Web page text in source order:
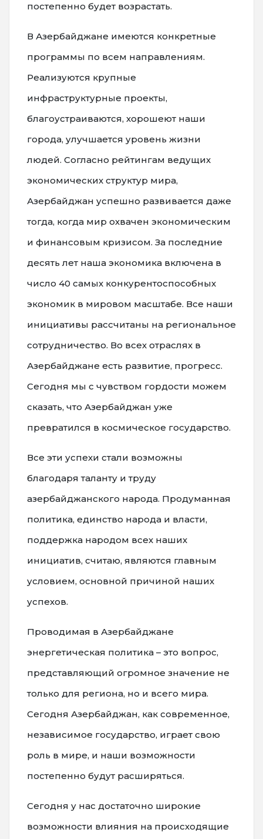
постепенно будет возрастать.
В Азербайджане имеются конкретные
программы по всем направлениям.
Реализуются крупные
инфраструктурные проекты,
благоустраиваются, хорошеют наши
города, улучшается уровень жизни
людей. Согласно рейтингам ведущих
экономических структур мира,
Азербайджан успешно развивается даже
тогда, когда мир охвачен экономическим
и финансовым кризисом. За последние
десять лет наша экономика включена в
число 40 самых конкурентоспособных
экономик в мировом масштабе. Все наши
инициативы рассчитаны на региональное
сотрудничество. Во всех отраслях в
Азербайджане есть развитие, прогресс.
Сегодня мы с чувством гордости можем
сказать, что Азербайджан уже
превратился в космическое государство.
Все эти успехи стали возможны
благодаря таланту и труду
азербайджанского народа. Продуманная
политика, единство народа и власти,
поддержка народом всех наших
инициатив, считаю, являются главным
условием, основной причиной наших
успехов.
Проводимая в Азербайджане
энергетическая политика – это вопрос,
представляющий огромное значение не
только для региона, но и всего мира.
Сегодня Азербайджан, как современное,
независимое государство, играет свою
роль в мире, и наши возможности
постепенно будут расширяться.
Сегодня у нас достаточно широкие
возможности влияния на происходящие